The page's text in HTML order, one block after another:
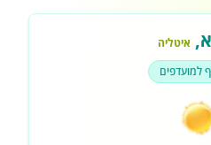
, איטליה
למועדפים